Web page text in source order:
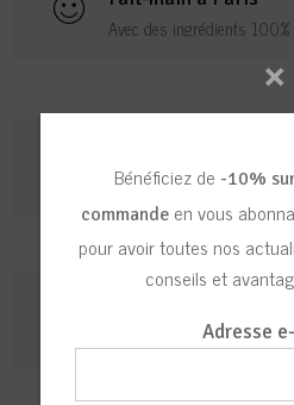
Bénéficiez de -10%
commandeen vous
pour avoir toutes nos
conseils et
Adresse
×
Avec des ingrédients
Visa, Mastercard, Paypal...
Colissimo, Mondial Relay